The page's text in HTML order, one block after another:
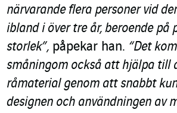
närvarande flera personer vid
ibland i över tre år, beroende på
storlek”, påpekar han. “Det
småningom också att hjälpa till
råmaterial genom att snabbt
designen och användningen av